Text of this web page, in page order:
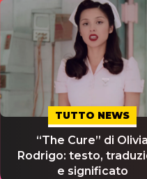
TUTTO NEWS
“The Cure” di Olivia
Rodrigo: testo,
e significato